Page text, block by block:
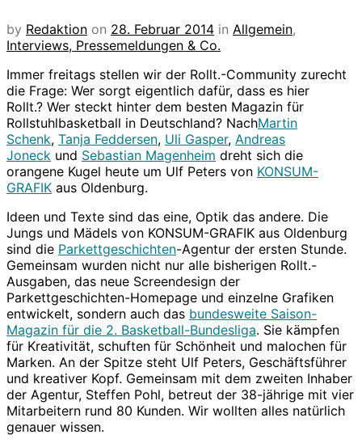
by Redaktion on 28. Februar 2014 in Allgemein,
Interviews, Pressemeldungen & Co.
Immer freitags stellen wir der Rollt.-Community zurecht
die Frage: Wer sorgt eigentlich dafür, dass es hier
Rollt.? Wer steckt hinter dem besten Magazin für
Rollstuhlbasketball in Deutschland? NachMartin
Schenk, Tanja Feddersen, Uli Gasper, Andreas
Joneck und Sebastian Magenheim dreht sich die
orangene Kugel heute um Ulf Peters von KONSUM-
GRAFIK aus Oldenburg.
Ideen und Texte sind das eine, Optik das andere. Die
Jungs und Mädels von KONSUM-GRAFIK aus Oldenburg
sind die Parkettgeschichten-Agentur der ersten Stunde.
Gemeinsam wurden nicht nur alle bisherigen Rollt.-
Ausgaben, das neue Screendesign der
Parkettgeschichten-Homepage und einzelne Grafiken
entwickelt, sondern auch das bundesweite Saison-
Magazin für die 2. Basketball-Bundesliga. Sie kämpfen
für Kreativität, schuften für Schönheit und malochen für
Marken. An der Spitze steht Ulf Peters, Geschäftsführer
und kreativer Kopf. Gemeinsam mit dem zweiten Inhaber
der Agentur, Steffen Pohl, betreut der 38-jährige mit vier
Mitarbeitern rund 80 Kunden. Wir wollten alles natürlich
genauer wissen.